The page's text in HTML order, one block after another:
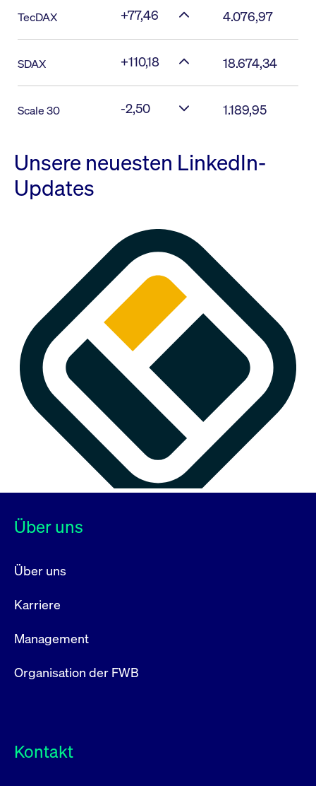
TecDAX +77,46 4.076,97
SDAX +110,18 18.674,34
Scale 30 -2,50 1.189,95
Unsere neuesten LinkedIn-
Updates
Über uns
Über uns
Karriere
Management
Organisation der FWB
Kontakt